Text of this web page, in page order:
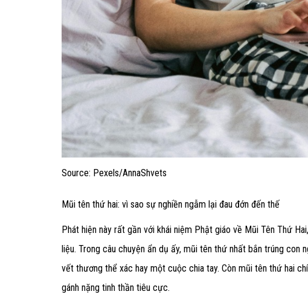
Source: Pexels/AnnaShvets
Mũi tên thứ hai: vì sao sự nghiền ngẫm lại đau đớn đến thế
Phát hiện này rất gần với khái niệm Phật giáo về Mũi Tên Thứ
liệu. Trong câu chuyện ẩn dụ ấy, mũi tên thứ nhất bắn trúng
vết thương thể xác hay một cuộc chia tay. Còn mũi tên thứ hai
gánh nặng tinh thần tiêu cực.